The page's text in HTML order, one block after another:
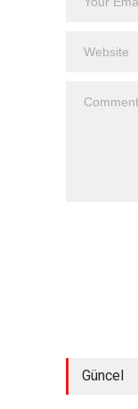
Güncel